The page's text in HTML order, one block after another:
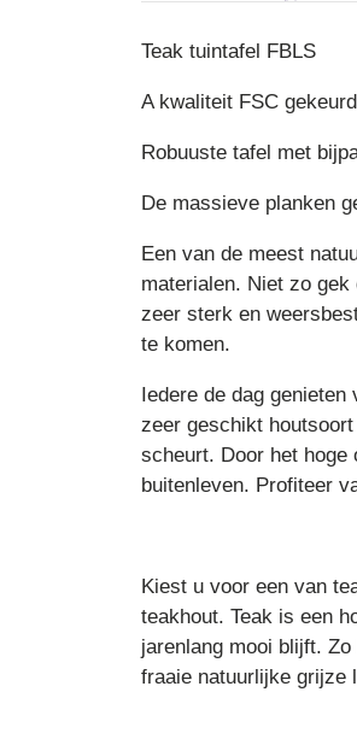
Teak tuintafel FBLS
A kwaliteit FSC
Robuuste tafel met
De massieve planken
Een van de meest
materialen. Niet zo
zeer sterk en
te komen.
Iedere de dag
zeer geschikt
scheurt. Door het hoge
buitenleven. Profiteer
Kiest u voor een van
teakhout. Teak is een
jarenlang mooi blijft.
fraaie natuurlijke grijze